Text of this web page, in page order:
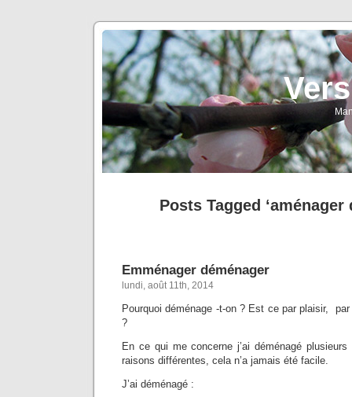
Posts Tagged ‘aménager
Emménager déménager
lundi, août 11th, 2014
Pourquoi déménage -t-on ? Est ce par plaisir,
?
En ce qui me concerne j’ai déménagé
raisons différentes, cela n’a jamais été facile.
J’ai déménagé :